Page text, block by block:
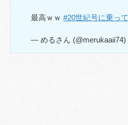
最高ｗｗ #20世紀号に乗って
— めるさん (@merukaaii74)